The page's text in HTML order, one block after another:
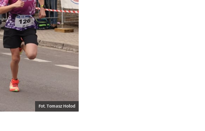
Fot. Tomasz Hołod